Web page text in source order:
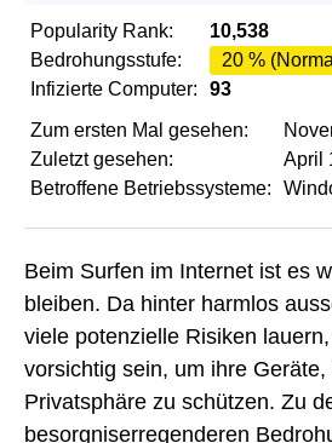
Popularity Rank:
10,538
Bedrohungsstufe:
20 %
Infizierte Computer:
93
Zum ersten Mal gesehen:
Zuletzt gesehen:
April
Betroffene Betriebssysteme:
Beim Surfen im Internet ist es
bleiben. Da hinter harmlos
viele potenzielle Risiken
vorsichtig sein, um ihre Geräte,
Privatsphäre zu schützen. Zu
besorgniserregenderen